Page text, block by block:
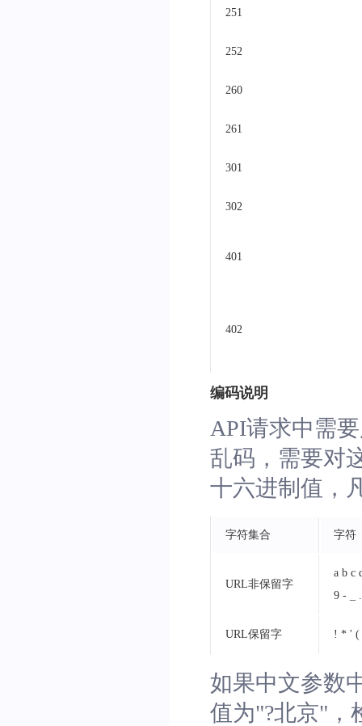
251
252
260
261
301
302
401
402
编码说明
API请求中需
乱码，需要对
十六进制值，
字符集合 字符
URL非保留字
a b c
9 - _
URL保留字 ! * ' (
如果中文参数
值为"?北京"，